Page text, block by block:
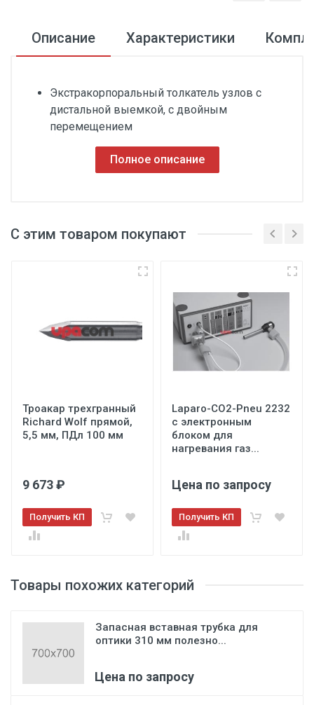
Товары похожих категорий
Запасная вставная трубка для
оптики 310 мм полезно...
Цена по запросу
Описание Характеристики
Экстракорпоральный толкатель узлов с
дистальной выемкой, с двойным
перемещением
Полное описание
С этим товаром покупают
Троакар трехгранный
Richard Wolf прямой,
5,5 мм, ПДл 100 мм
9 673 ₽
Получить КП
Laparo-CO2-Pneu 2232
с электронным
блоком для
нагревания газ...
Цена по запросу
Получить КП